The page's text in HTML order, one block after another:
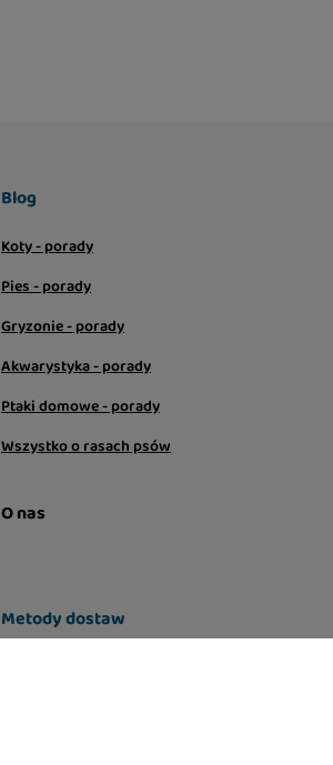
Blog
Koty - porady
Pies - porady
Gryzonie - porady
Akwarystyka - porady
Ptaki domowe - porady
Wszystko o rasach psów
O nas
Metody dostaw